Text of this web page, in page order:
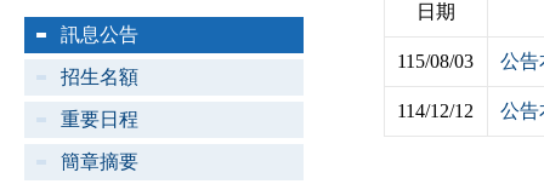
訊息公告
招生名額
重要日程
簡章摘要
日期
115/08/03 公告
114/12/12 公告